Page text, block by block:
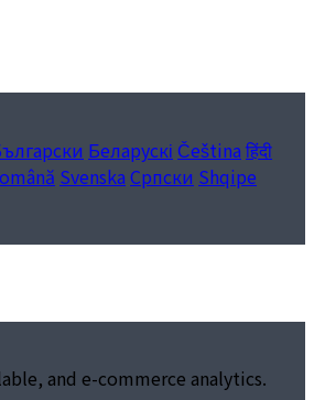
Беларускі Čeština हिंदी
Svenska Српски Shqipe
and e-commerce analytics.